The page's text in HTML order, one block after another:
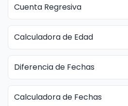
Cuenta Regresiva
Calculadora de Edad
Diferencia de Fechas
Calculadora de Fechas